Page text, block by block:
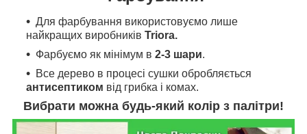
Для фарбування використовуємо лише
найкращих виробників Triora.
Фарбуємо як мінімум в 2-3 шари.
Все дерево в процесі сушки обробляється
антисептиком від грибка і комах.
Вибрати можна будь-який колір з палітри!